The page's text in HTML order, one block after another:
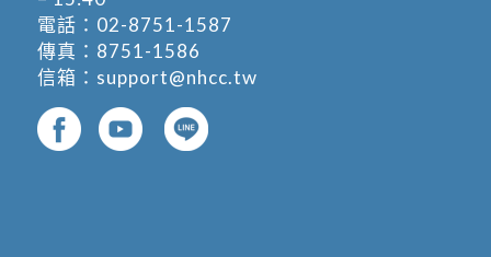
電話： 02-8751-1587
傳真：8751-1586
信箱： support@nhcc.tw